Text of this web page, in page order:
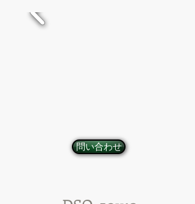
問い合わせ